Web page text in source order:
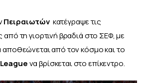
Πειραιωτών κατέγραψε τις
από τη γιορτινή βραδιά στο ΣΕΦ, με
αποθεώνεται από τον κόσμο και το
να βρίσκεται στο επίκεντρο.